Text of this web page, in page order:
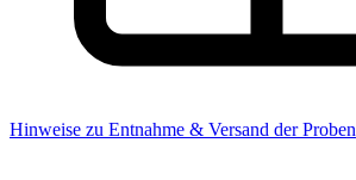
Hinweise zu Entnahme & Versand der Proben